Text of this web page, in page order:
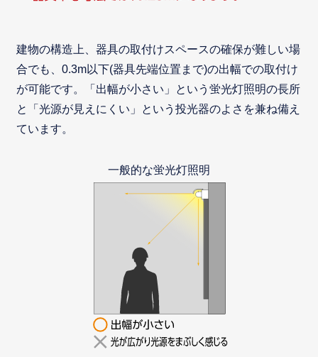
建物の構造上、器具の取付けスペースの確保が難しい場
合でも、0.3m以下(器具先端位置まで)の出幅での取付け
が可能です。「出幅が小さい」という蛍光灯照明の長所
と「光源が見えにくい」という投光器のよさを兼ね備え
ています。
一般的な蛍光灯照明